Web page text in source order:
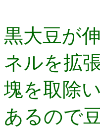
黒大豆が
ネルを拡
塊を取除
あるので